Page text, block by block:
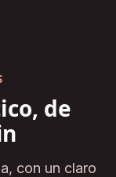
de
con un claro